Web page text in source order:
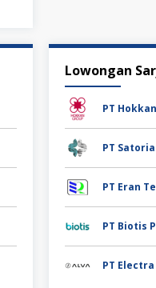
Lowongan
PT
PT
PT Eran
PT Biotis
PT